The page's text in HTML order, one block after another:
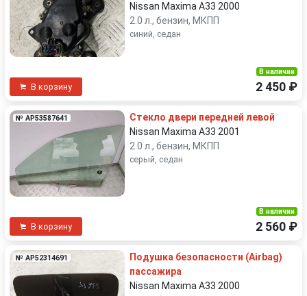
Nissan Maxima A33 2000
2.0 л., бензин, МКПП
синий, седан
В корзину
В наличии
2 450 ₽
№ AP53587641
Стекло двери передней левой
Nissan Maxima A33 2001
2.0 л., бензин, МКПП
серый, седан
В корзину
В наличии
2 560 ₽
№ AP52314691
Подушка безопасности (Airbag)
пассажира
Nissan Maxima A33 2000